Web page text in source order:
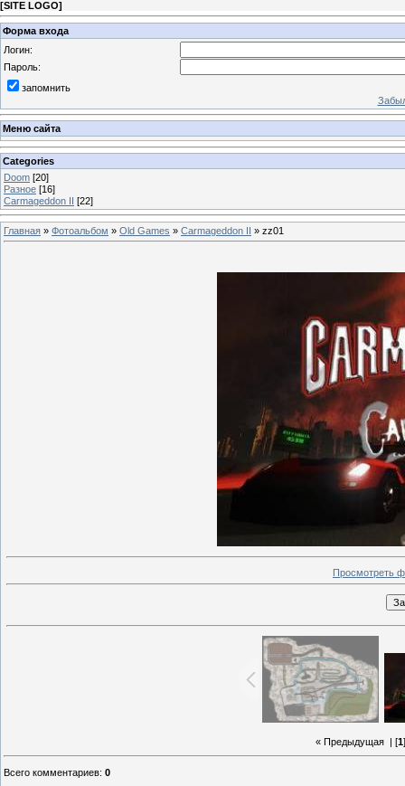
[SITE LOGO]
Форма входа
Логин:
Пароль:
запомнить
Меню сайта
Categories
Doom [20]
Разное [16]
Carmageddon II [22]
Главная » Фотоальбом » Old Games » Carmageddon II » zz01
Просмотреть
« Предыдущая| [1
Всего комментариев: 0